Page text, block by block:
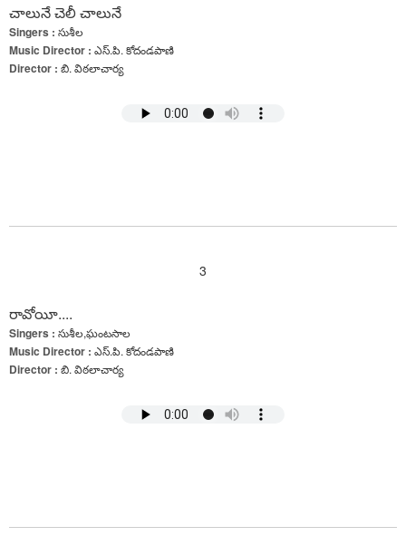
చాలునే చెలీ చాలునే
Singers : సుశీల
Music Director : ఎస్.పి. కోదండపాణి
Director : బి. విఠలాచార్య
3
రావోయీ....
Singers : సుశీల,ఘంటసాల
Music Director : ఎస్.పి. కోదండపాణి
Director : బి. విఠలాచార్య